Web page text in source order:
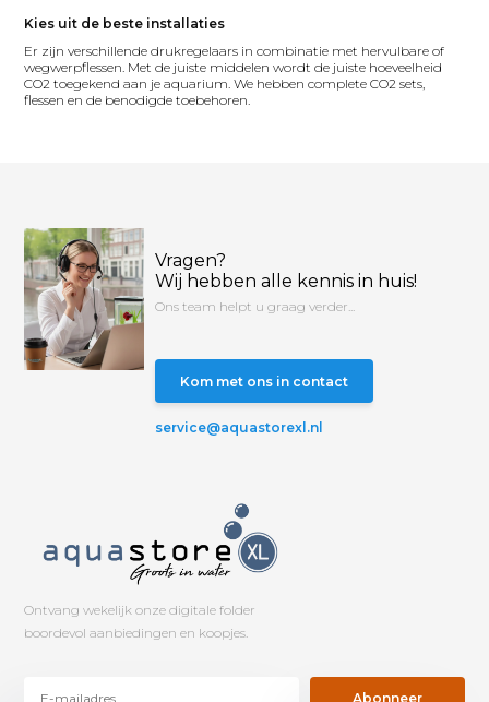
Kies uit de beste installaties
Er zijn verschillende drukregelaars in combinatie met hervulbare of
wegwerpflessen. Met de juiste middelen wordt de juiste hoeveelheid
CO2 toegekend aan je aquarium. We hebben complete CO2 sets,
flessen en de benodigde toebehoren.
Vragen?
Wij hebben alle kennis in huis!
Ons team helpt u graag verder...
Kom met ons in contact
service@aquastorexl.nl
Ontvang wekelijk onze digitale folder
boordevol aanbiedingen en koopjes.
Abonneer